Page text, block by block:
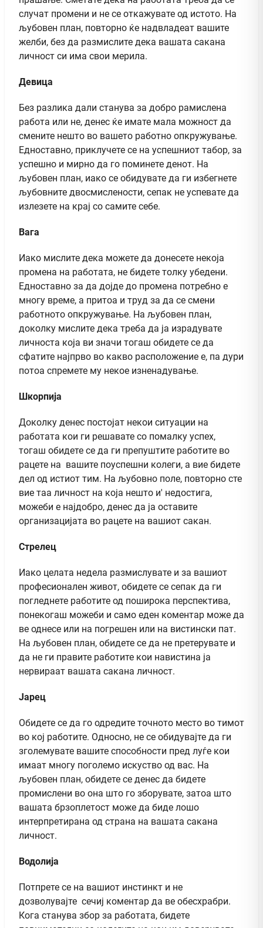
случат промени и не се откажувате од истото. На
љубовен план, повторно ќе надвладеат вашите
желби, без да размислите дека вашата сакана
личност си има свои мерила.
Девица
Без разлика дали станува за добро рамислена
работа или не, денес ќе имате мала можност да
смените нешто во вашето работно опкружување.
Едноставно, приклучете се на успешниот табор, за
успешно и мирно да го поминете денот. На
љубовен план, иако се обидувате да ги избегнете
љубовните двосмислености, сепак не успевате да
излезете на крај со самите себе.
Вага
Иако мислите дека можете да донесете некоја
промена на работата, не бидете толку убедени.
Едноставно за да дојде до промена потребно е
многу време, а притоа и труд за да се смени
работното опкружување. На љубовен план,
доколку мислите дека треба да ја израдувате
личноста која ви значи тогаш обидете се да
сфатите најпрво во какво расположение е, па дури
потоа спремете му некое изненадување.
Шкорпија
Доколку денес постојат некои ситуации на
работата кои ги решавате со помалку успех,
тогаш обидете се да ги препуштите работите во
рацете на вашите поуспешни колеги, а вие бидете
дел од истиот тим. На љубовно поле, повторно сте
вие таа личност на која нешто и' недостига,
можеби е најдобро, денес да ја оставите
организацијата во рацете на вашиот сакан.
Стрелец
Иако целата недела размислувате и за вашиот
професионален живот, обидете се сепак да ги
погледнете работите од поширока перспектива,
понекогаш можеби и само еден коментар може да
ве однесе или на погрешен или на вистински пат.
На љубовен план, обидете се да не претерувате и
да не ги правите работите кои навистина ја
нервираат вашата сакана личност.
Јарец
Обидете се да го одредите точното место во тимот
во кој работите. Односно, не се обидувајте да ги
зголемувате вашите способности пред луѓе кои
имаат многу поголемо искуство од вас. На
љубовен план, обидете се денес да бидете
промислени во она што го зборувате, затоа што
вашата брзоплетост може да биде лошо
интерпретирана од страна на вашата сакана
личност.
Водолија
Потпрете се на вашиот инстинкт и не
дозволувајте сечиј коментар да ве обесхрабри.
Кога станува збор за работата, бидете